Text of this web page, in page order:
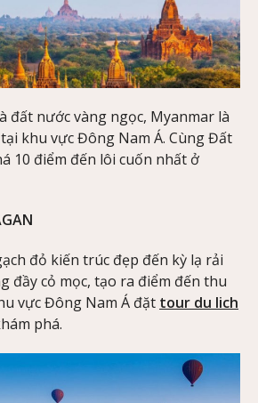
đất nước vàng ngọc, Myanmar là
khu vực Đông Nam Á. Cùng Đất
10 điểm đến lôi cuốn nhất ở
đỏ kiến trúc đẹp đến kỳ lạ rải
đầy cỏ mọc, tạo ra điểm đến thu
vực Đông Nam Á đặt tour du lich
phá.